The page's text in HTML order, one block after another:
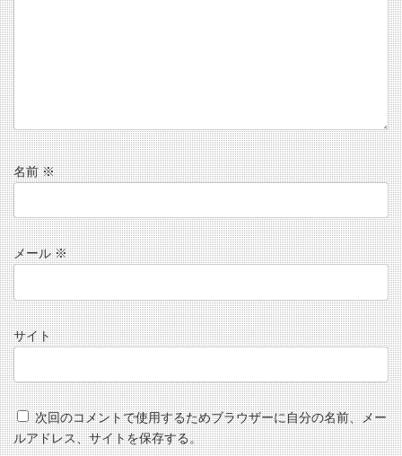
名前※
メール※
サイト
次回のコメントで使用するためブラウザーに自分の名前、メー
ルアドレス、サイトを保存する。